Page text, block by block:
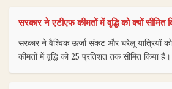
सरकार ने एटीएफ कीमतों में वृद्धि को क्यों सीमित
सरकार ने वैश्विक ऊर्जा संकट और घरेलू यात्रियों
कीमतों में वृद्धि को 25 प्रतिशत तक सीमित किया है।